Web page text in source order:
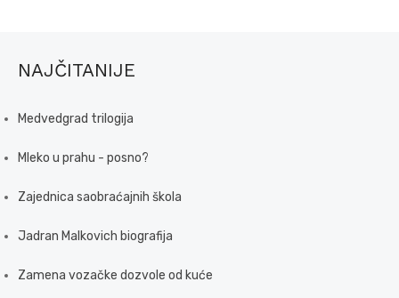
NAJČITANIJE
Medvedgrad trilogija
Mleko u prahu - posno?
Zajednica saobraćajnih škola
Jadran Malkovich biografija
Zamena vozačke dozvole od kuće